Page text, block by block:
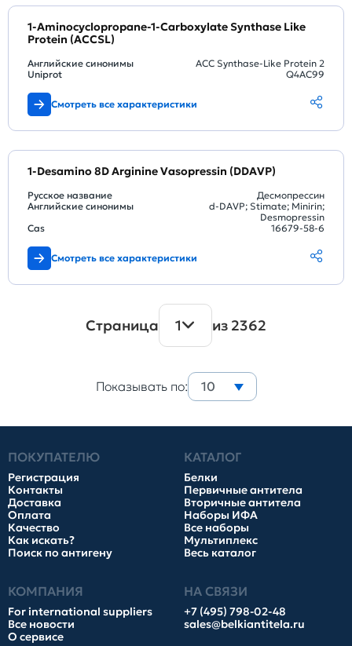
1-Aminocyclopropane-1-Carboxylate Synthase Like
Protein (ACCSL)
Английские синонимы
ACC Synthase-Like Protein 2
Uniprot
Q4AC99
Смотреть все характеристики
1-Desamino 8D Arginine Vasopressin (DDAVP)
Русское название
Десмопрессин
Английские синонимы
d-DAVP; Stimate; Minirin;
Desmopressin
Cas
16679-58-6
Смотреть все характеристики
Страница 1 из 2362
Показывать по: 10
ПОКУПАТЕЛЮ
Регистрация
Контакты
Доставка
Оплата
Качество
Как искать?
Поиск по антигену
КАТАЛОГ
Белки
Первичные антитела
Вторичные антитела
Наборы ИФА
Все наборы
Мультиплекс
Весь каталог
КОМПАНИЯ
For international suppliers
Все новости
О сервисе
НА СВЯЗИ
+7 (495) 798-02-48
sales@belkiantitela.ru